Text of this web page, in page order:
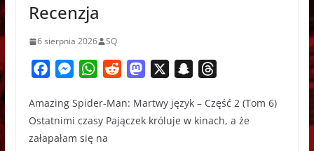
Recenzja
6 sierpnia 2026 SQ
c
e
b
M
s
s
e
W
a
t
s
d
d
M
s
t
a
p
r
e
Amazing Spider-Man: Martwy język – Część 2 (Tom 6)
Ostatnimi czasy Pajączek króluje w kinach, a że
załapałam się na